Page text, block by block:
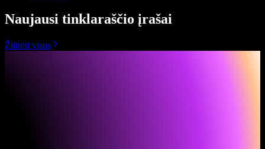
Naujausi tinklaraščio įrašai
Žiūrėti visus